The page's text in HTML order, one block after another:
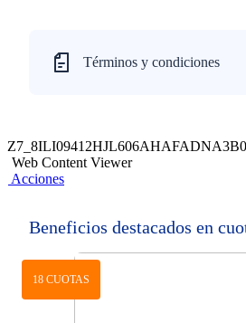
Términos y condiciones
Z7_8ILI09412HJL606AHAFADNA3B0
Web Content Viewer
Acciones
Beneficios destacados en
18 CUOTAS